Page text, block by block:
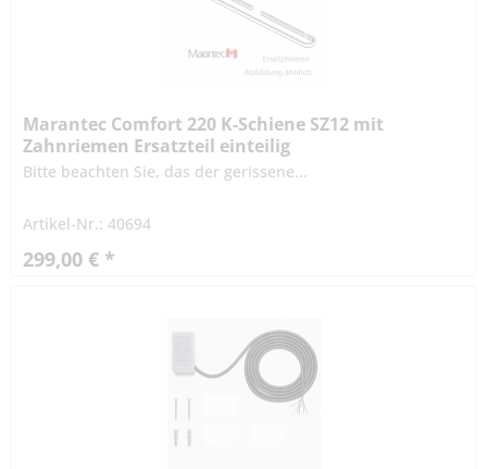
Marantec Comfort 220 K-Schiene SZ12 mit
Zahnriemen Ersatzteil einteilig
Bitte beachten Sie, das der gerissene...
Artikel-Nr.: 40694
299,00 € *